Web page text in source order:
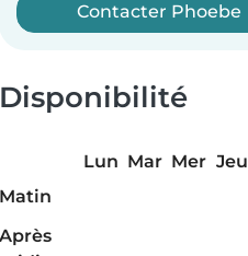
Contacter Phoebe
Disponibilité
Lun Mar Mer Jeu
Matin
Après